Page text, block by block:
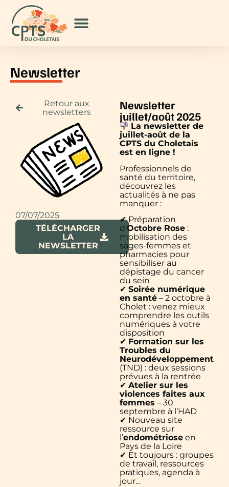
Newsletter
Retour aux
newsletters
07/07/2025
TÉLÉCHARGER
LA
NEWSLETTER
Newsletter
juillet/août 2025
La newsletter de
juillet-août de la
CPTS du Choletais
est en ligne !
Professionnels de
santé du territoire,
découvrez les
actualités à ne pas
manquer :
✔ Préparation
d’Octobre Rose :
mobilisation des
sages-femmes et
pharmacies pour
sensibiliser au
dépistage du cancer
du sein
✔ Soirée numérique
en santé – 2 octobre à
Cholet : venez mieux
comprendre les outils
numériques à votre
disposition
✔ Formation sur les
Troubles du
Neurodéveloppement
(TND) : deux sessions
prévues à la rentrée
✔ Atelier sur les
violences faites aux
femmes – 30
septembre à l’HAD
✔ Nouveau site
ressource sur
l’endométriose en
Pays de la Loire
✔ Et toujours : groupes
de travail, ressources
pratiques, agenda à
jour…